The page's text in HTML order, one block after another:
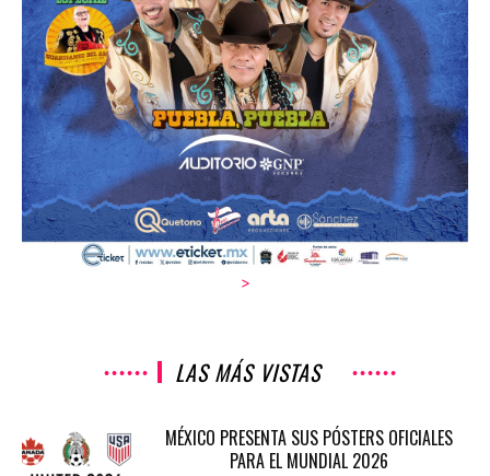
>
LAS MÁS VISTAS
MÉXICO PRESENTA SUS PÓSTERS OFICIALES
PARA EL MUNDIAL 2026